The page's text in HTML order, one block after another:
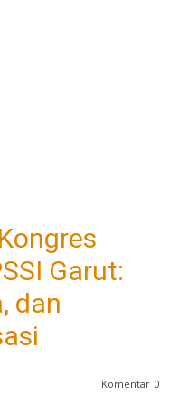
Garut:
dan
Komentar 0